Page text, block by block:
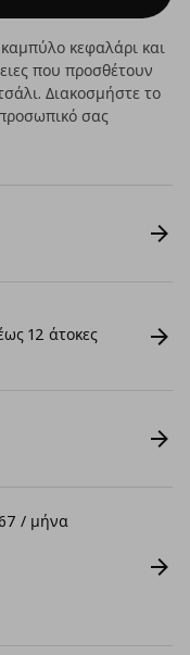
κεφαλάρι και
που προσθέτουν
Διακοσμήστε το
σας
12 άτοκες
/ μήνα